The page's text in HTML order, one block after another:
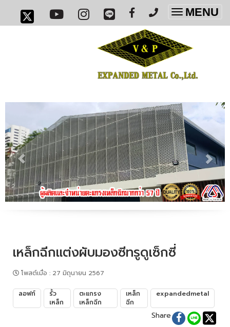
Toggle
MENU
เหล็กฉีกแต่งผับมองซีทรูดูเซ็กซี่
โพสต์เมื่อ : 27 มิถุนายน 2567
ลอฟท์
รั้ว
เหล็ก
ตะแกรง
เหล็กฉีก
เหล็ก
ฉีก
expandedmetal
Share